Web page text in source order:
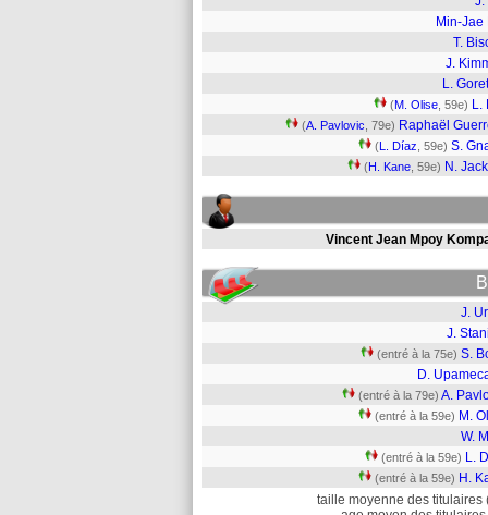
Min-Jae
T.
J.
L.
(M. Olise , 59e) L.
(A. Pavlovic , 79e) Raphaël
(L. Díaz , 59e) S.
(H. Kane , 59e) N.
Vincent Jean Mpoy
J.
J.
(entré à la 75e) S.
D.
(entré à la 79e) A.
(entré à la 59e) M.
W.
(entré à la 59e) L.
(entré à la 59e) H.
taille moyenne des titulaires